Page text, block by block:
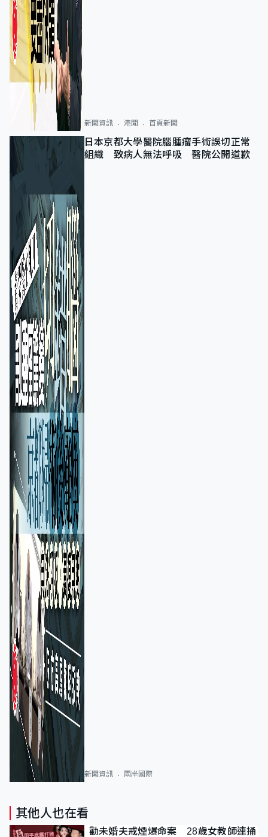
新聞資訊 港聞 首頁新聞
日本京都大學醫院腦腫瘤手術誤切正常
組織 致病人無法呼吸 醫院公開道歉
新聞資訊 兩岸國際
其他人也在看
勸未婚夫戒煙爆命案 28歲女教師連捅